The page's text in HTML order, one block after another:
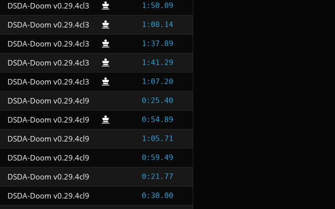
DSDA-Doom v0.29.4cl3 1:50.09
DSDA-Doom v0.29.4cl3 1:08.14
DSDA-Doom v0.29.4cl3 1:37.89
DSDA-Doom v0.29.4cl3 1:41.29
DSDA-Doom v0.29.4cl3 1:07.20
DSDA-Doom v0.29.4cl9 0:25.40
DSDA-Doom v0.29.4cl9 0:54.89
DSDA-Doom v0.29.4cl9 1:05.71
DSDA-Doom v0.29.4cl9 0:59.49
DSDA-Doom v0.29.4cl9 0:21.77
DSDA-Doom v0.29.4cl9 0:30.00